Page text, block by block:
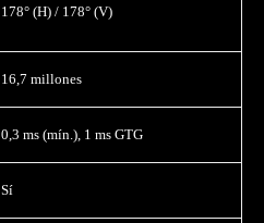
178° (H) / 178° (V)
16,7 millones
0,3 ms (mín.), 1 ms GTG
Sí